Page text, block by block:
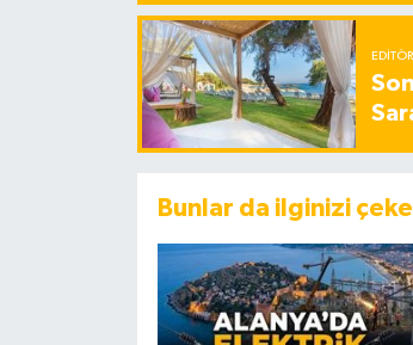
Bunlar da ilginizi